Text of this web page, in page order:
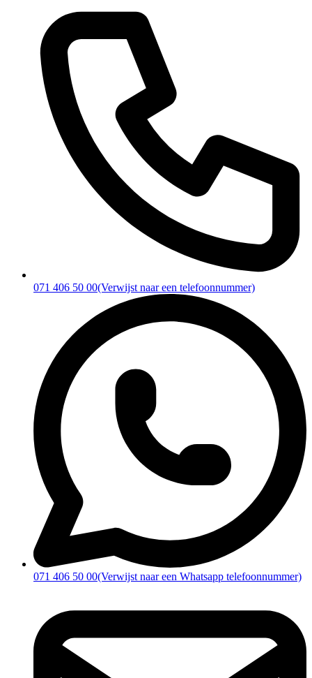
071 406 50 00(Verwijst naar een telefoonnummer)
071 406 50 00(Verwijst naar een Whatsapp telefoonnummer)